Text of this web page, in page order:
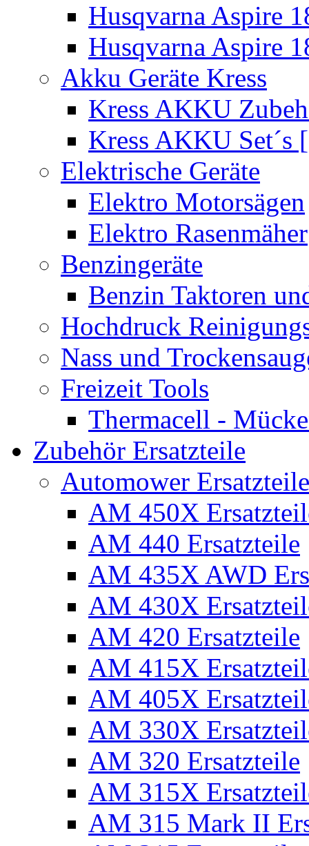
Husqvarna Aspire
Husqvarna Aspire
Akku Geräte Kress
Kress AKKU
Kress AKKU Set´s
Elektrische Geräte
Elektro Motorsägen
Elektro Rasenmäher
Benzingeräte
Benzin Taktoren
Hochdruck
Nass und
Freizeit Tools
Thermacell -
Zubehör Ersatzteile
Automower
AM 450X
AM 440 Ersatzteile
AM 435X AWD
AM 430X
AM 420 Ersatzteile
AM 415X
AM 405X
AM 330X
AM 320 Ersatzteile
AM 315X
AM 315 Mark II